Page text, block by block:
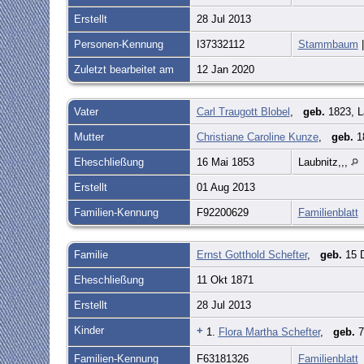
Erstellt 28 Jul 2013
Personen-Kennung I37332112 Stammbaum
Zuletzt bearbeitet am 12 Jan 2020
Vater Carl Traugott Blobel geb. 1823,
Mutter Christiane Caroline Kunze, geb.
Eheschließung 16 Mai 1853 Laubnitz,,,
Erstellt 01 Aug 2013
Familien-Kennung F92200629 Familienblatt
Familie Ernst Gotthold Schefter, geb. 15
Eheschließung 11 Okt 1871
Erstellt 28 Jul 2013
Kinder + 1. Flora Martha Schefter, geb.
Familien-Kennung F63181326 Familienblatt